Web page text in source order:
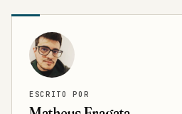
ESCRITO POR
Matheus Fragata